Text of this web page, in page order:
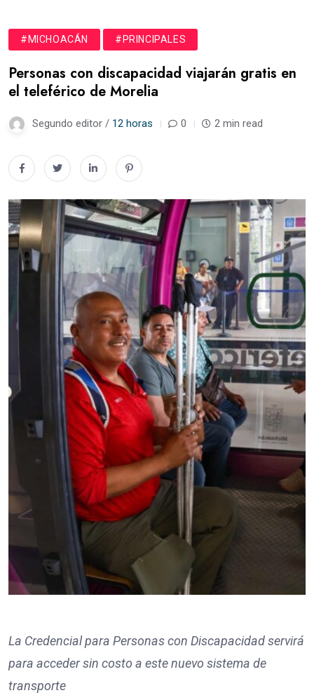
#MICHOACÁN #PRINCIPALES
Personas con discapacidad viajarán gratis en
el teleférico de Morelia
Segundo editor / 12 horas 0 2 min read
La Credencial para Personas con Discapacidad servirá
para acceder sin costo a este nuevo sistema de
transporte